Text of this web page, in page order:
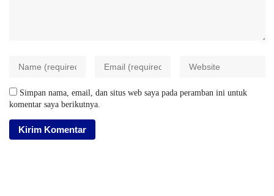
Simpan nama, email, dan situs web saya pada peramban ini untuk
komentar saya berikutnya.